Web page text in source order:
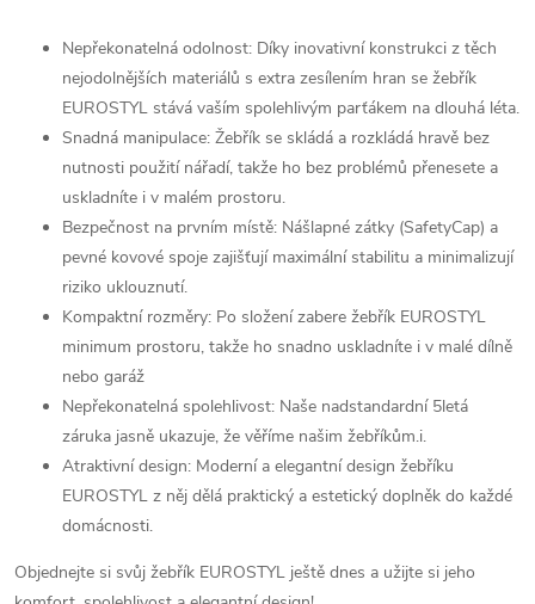
Nepřekonatelná odolnost: Díky inovativní konstrukci z těch
nejodolnějších materiálů s extra zesílením hran se žebřík
EUROSTYL stává vaším spolehlivým parťákem na dlouhá léta.
Snadná manipulace: Žebřík se skládá a rozkládá hravě bez
nutnosti použití nářadí, takže ho bez problémů přenesete a
uskladníte i v malém prostoru.
Bezpečnost na prvním místě: Nášlapné zátky (SafetyCap) a
pevné kovové spoje zajišťují maximální stabilitu a minimalizují
riziko uklouznutí.
Kompaktní rozměry: Po složení zabere žebřík EUROSTYL
minimum prostoru, takže ho snadno uskladníte i v malé dílně
nebo garáž
Nepřekonatelná spolehlivost: Naše nadstandardní 5letá
záruka jasně ukazuje, že věříme našim žebříkům.i.
Atraktivní design: Moderní a elegantní design žebříku
EUROSTYL z něj dělá praktický a estetický doplněk do každé
domácnosti.
Objednejte si svůj žebřík EUROSTYL ještě dnes a užijte si jeho